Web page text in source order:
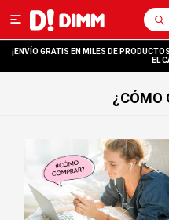

¡ENVÍO GRATIS EN MILES DE
EL
¿CÓMO